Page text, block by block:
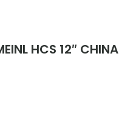
HCS 12″ CHINA